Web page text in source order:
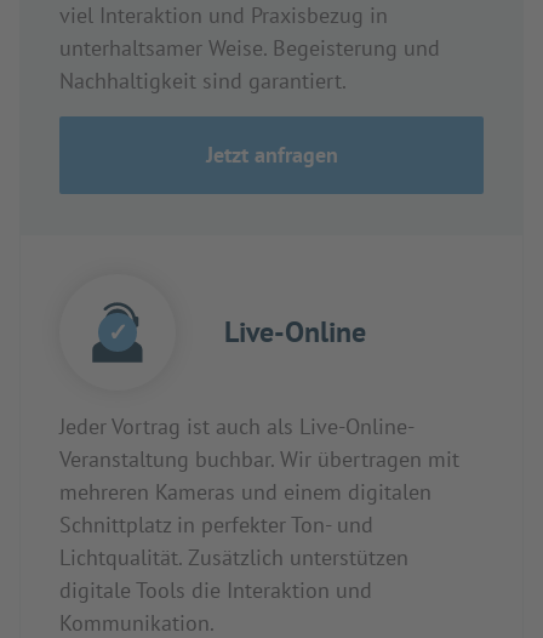
viel Interaktion und Praxisbezug in
unterhaltsamer Weise. Begeisterung und
Nachhaltigkeit sind garantiert.
Jetzt anfragen
✓ Live-Online
Jeder Vortrag ist auch als Live-Online-
Veranstaltung buchbar. Wir übertragen mit
mehreren Kameras und einem digitalen
Schnittplatz in perfekter Ton- und
Lichtqualität. Zusätzlich unterstützen
digitale Tools die Interaktion und
Kommunikation.